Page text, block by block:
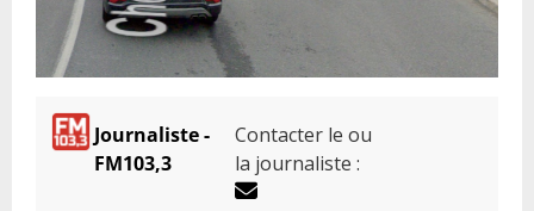
Journaliste -
FM103,3
Contacter le ou
la journaliste :